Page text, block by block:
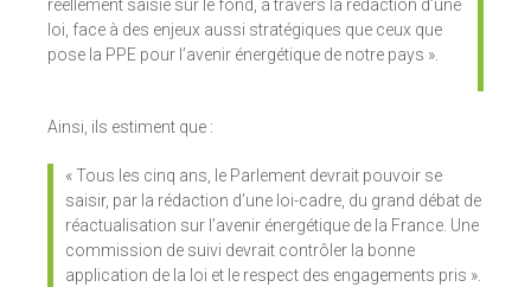
réellement saisie sur le fond, à travers la rédaction d’une
loi, face à des enjeux aussi stratégiques que ceux que
pose la PPE pour l’avenir énergétique de notre pays ».
Ainsi, ils estiment que :
« Tous les cinq ans, le Parlement devrait pouvoir se
saisir, par la rédaction d’une loi-cadre, du grand débat de
réactualisation sur l’avenir énergétique de la France. Une
commission de suivi devrait contrôler la bonne
application de la loi et le respect des engagements pris ».